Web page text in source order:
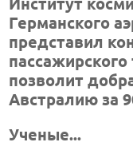
Германского
представил
позволит
Австралию за
Ученые...